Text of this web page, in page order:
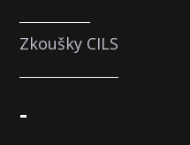
Zkoušky CILS
-